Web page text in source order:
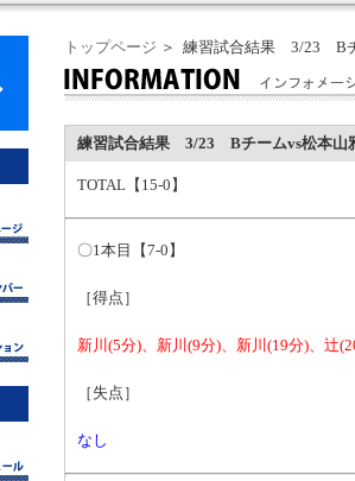
トップページ ＞ 練習試合結果 3/23 B
練習試合結果 3/23 Bチームvs松本山
TOTAL【15-0】
〇1本目【7-0】
［得点］
新川(5分)、新川(9分)、新川(19分)、辻
［失点］
なし